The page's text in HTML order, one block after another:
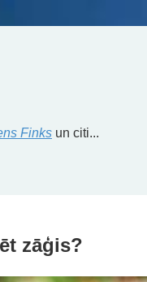
Finks un citi...
zāģis?